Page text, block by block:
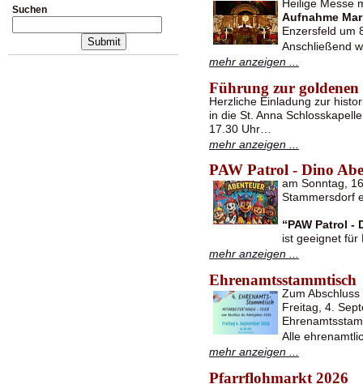
Suchen
Heilige Messe
Aufnahme
Enzersfeld um
Anschließend
mehr anzeigen ...
Führung zur goldenen
Herzliche Einladung zur
in die St. Anna
17.30 Uhr…
mehr anzeigen ...
PAW Patrol - Dino
am Sonntag,
Stammersdorf
“PAW Patrol -
ist geeignet
mehr anzeigen ...
Ehrenamtsstammtisch
Zum
Freitag, 4.
Alle
mehr anzeigen ...
Pfarrflohmarkt 2026